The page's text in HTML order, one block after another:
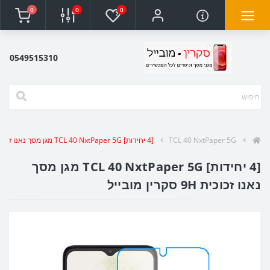
0
0
0
0549515310
TCL 40 NxtPaper 5G [4 יחידות] TCL 40 NxtPaper 5G מגן מסך נאנו זכוכית 9H סקרין מובייל
[4 יחידות] TCL 40 NxtPaper 5G מגן מסך
נאנו זכוכית 9H סקרין מובייל